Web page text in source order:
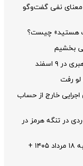
نفی گفت‌وگو
هستید» چیست؟
بخشیم
۹ اسفند
لو رفت
اجرایی خارج از حساب
در تنگه هرمز در
قیمت دلار و قیمت یورو امروز یکشنبه ۱۸ مرداد ۱۴۰۵ +